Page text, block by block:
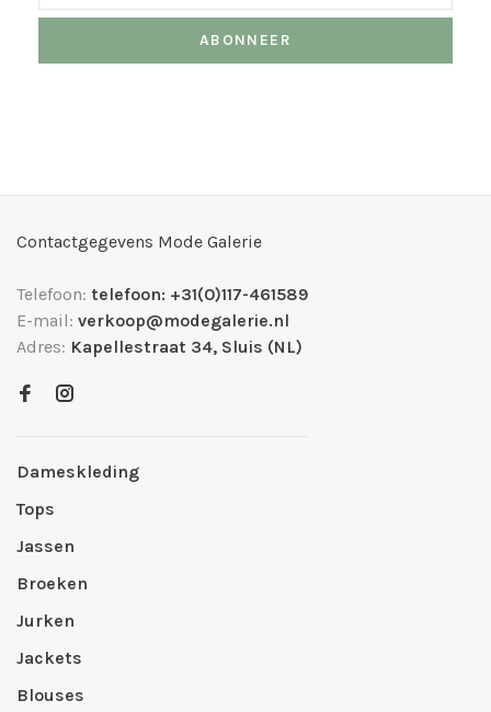
ABONNEER
Contactgegevens Mode Galerie
Telefoon: telefoon: +31(0)117-461589
E-mail: verkoop@modegalerie.nl
Adres: Kapellestraat 34, Sluis (NL)
Dameskleding
Tops
Jassen
Broeken
Jurken
Jackets
Blouses